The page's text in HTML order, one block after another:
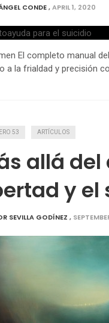
CONDE,APRIL 1, 2020
El completo manual
a la frialdad y precisión
53 ARTÍCULOS
allá
y el
SEVILLA GODÍNEZ ,